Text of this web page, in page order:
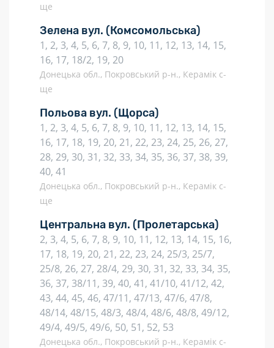
ще
Зелена вул. (Комсомольська)
1, 2, 3, 4, 5, 6, 7, 8, 9, 10, 11, 12, 13, 14, 15,
16, 17, 18/2, 19, 20
Донецька обл., Покровський р-н., Керамік с-
ще
Польова вул. (Щорса)
1, 2, 3, 4, 5, 6, 7, 8, 9, 10, 11, 12, 13, 14, 15,
16, 17, 18, 19, 20, 21, 22, 23, 24, 25, 26, 27,
28, 29, 30, 31, 32, 33, 34, 35, 36, 37, 38, 39,
40, 41
Донецька обл., Покровський р-н., Керамік с-
ще
Центральна вул. (Пролетарська)
2, 3, 4, 5, 6, 7, 8, 9, 10, 11, 12, 13, 14, 15, 16,
17, 18, 19, 20, 21, 22, 23, 24, 25/3, 25/7,
25/8, 26, 27, 28/4, 29, 30, 31, 32, 33, 34, 35,
36, 37, 38/11, 39, 40, 41, 41/10, 41/12, 42,
43, 44, 45, 46, 47/11, 47/13, 47/6, 47/8,
48/14, 48/15, 48/3, 48/4, 48/6, 48/8, 49/12,
49/4, 49/5, 49/6, 50, 51, 52, 53
Донецька обл., Покровський р-н., Керамік с-